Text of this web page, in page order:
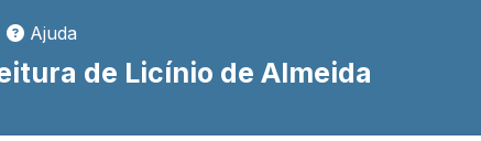
Ajuda
de Licínio de Almeida